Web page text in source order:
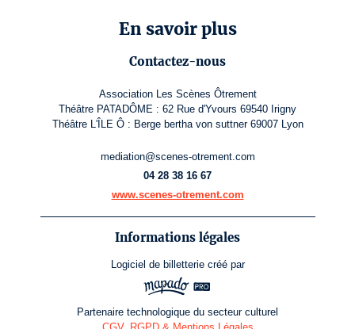
En savoir plus
Contactez-nous
Association Les Scènes Ôtrement
Théâtre PATADÔME : 62 Rue d'Yvours 69540 Irigny
Théâtre L'ÎLE Ô : Berge bertha von suttner 69007 Lyon
mediation@scenes-otrement.com
04 28 38 16 67
www.scenes-otrement.com
Informations légales
Logiciel de billetterie créé par
Partenaire technologique du secteur culturel